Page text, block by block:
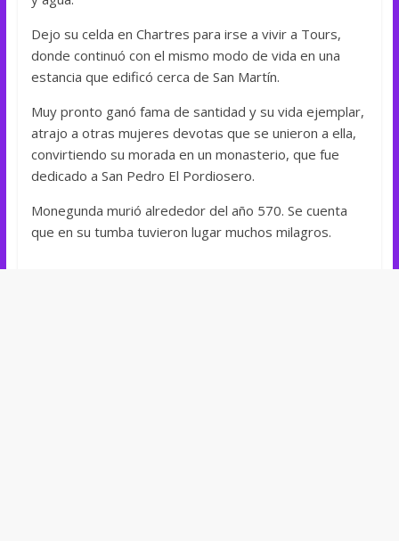
Dejo su celda en Chartres para irse a vivir a Tours,
donde continuó con el mismo modo de vida en una
estancia que edificó cerca de San Martín.
Muy pronto ganó fama de santidad y su vida ejemplar,
atrajo a otras mujeres devotas que se unieron a ella,
convirtiendo su morada en un monasterio, que fue
dedicado a San Pedro El Pordiosero.
Monegunda murió alrededor del año 570. Se cuenta
que en su tumba tuvieron lugar muchos milagros.